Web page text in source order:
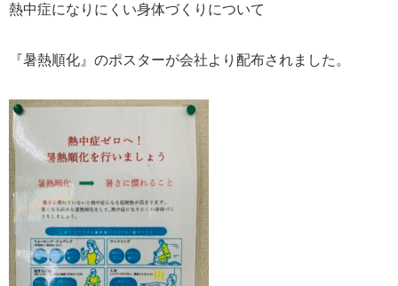
熱中症になりにくい身体づくりについて
『暑熱順化』のポスターが会社より配布されました。